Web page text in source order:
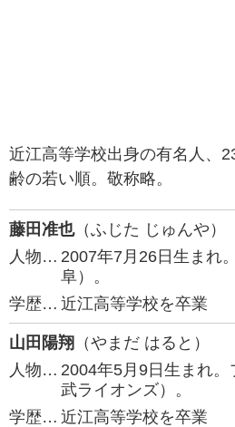
近江高等学校出身の有名人、
齢の若い順。敬称略。
藤田准也（ふじた じゅんや）
人物… 2007年7月26日生まれ
阜）。
学歴… 近江高等学校を卒業
山田陽翔 （やまだ はると）
人物… 2004年5月9日生まれ
武ライオンズ）。
学歴… 近江高等学校を卒業